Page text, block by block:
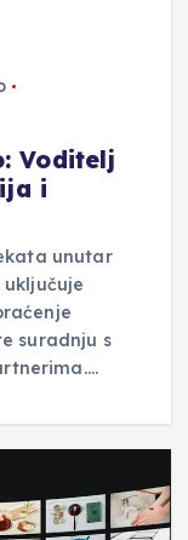
Voditelj
i
unutar
suradnju s